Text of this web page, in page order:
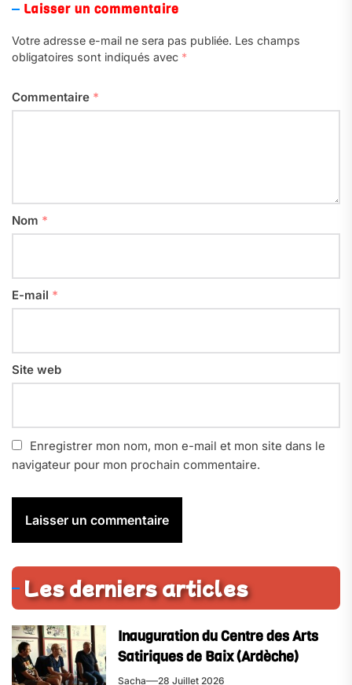
Laisser un commentaire
Votre adresse e-mail ne sera pas publiée. Les champs
obligatoires sont indiqués avec *
Commentaire *
Nom *
E-mail *
Site web
Enregistrer mon nom, mon e-mail et mon site dans le
navigateur pour mon prochain commentaire.
Les derniers articles
Inauguration du Centre des Arts
Satiriques de Baix (Ardèche)
Sacha 28 Juillet 2026